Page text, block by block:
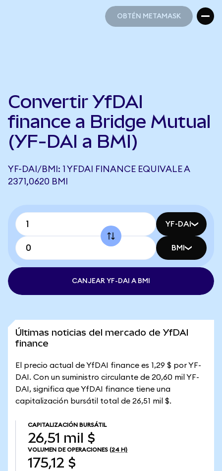
OBTÉN METAMASK
Convertir YfDAI
finance a Bridge Mutual
(YF-DAI a BMI)
YF-DAI/BMI: 1 YFDAI FINANCE EQUIVALE A
2371,0620 BMI
YF-DAI
BMI
CANJEAR YF-DAI A BMI
Últimas noticias del mercado de YfDAI
finance
El precio actual de YfDAI finance es 1,29 $ por YF-
DAI. Con un suministro circulante de 20,60 mil YF-
DAI, significa que YfDAI finance tiene una
capitalización bursátil total de 26,51 mil $.
CAPITALIZACIÓN BURSÁTIL
26,51 mil $
VOLUMEN DE OPERACIONES (24 H)
175,12 $